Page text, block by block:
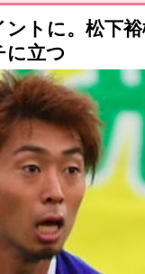
から命を守る ～エネ
トに。松下裕
に立つ